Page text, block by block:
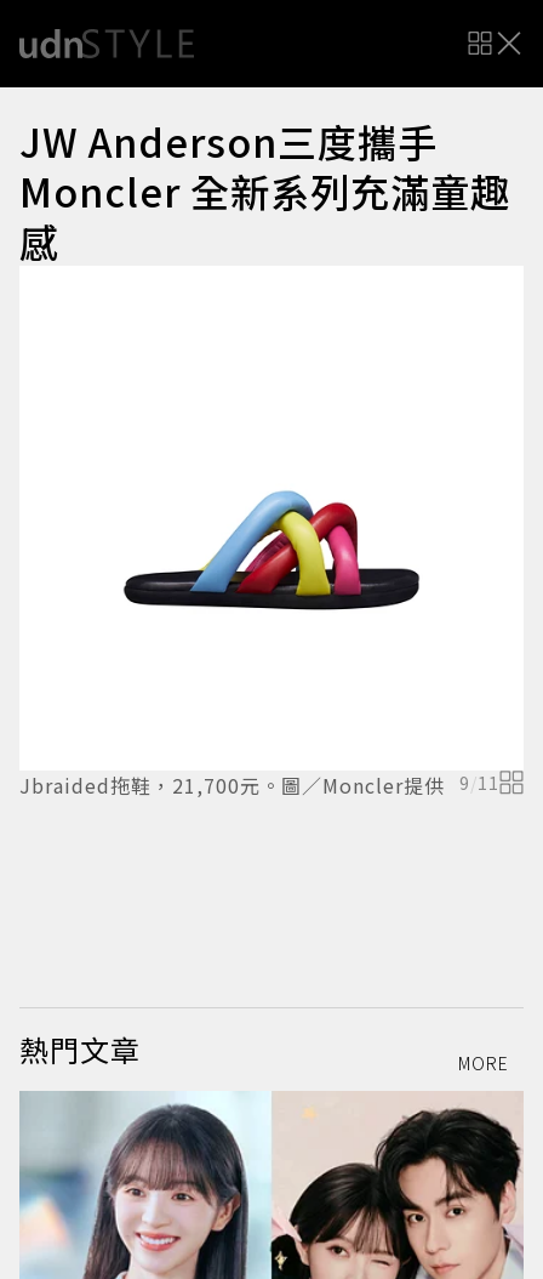
JW Anderson三度攜手
Moncler 全新系列充滿童趣
感
Jbraided拖鞋，21,700元。圖／Moncler提供 9/11
熱門文章 MORE